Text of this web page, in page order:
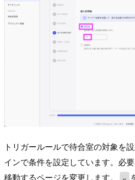
トリガールールで待合室の対象を
インで条件を設定しています。必
移動するページを変更します。
⌄